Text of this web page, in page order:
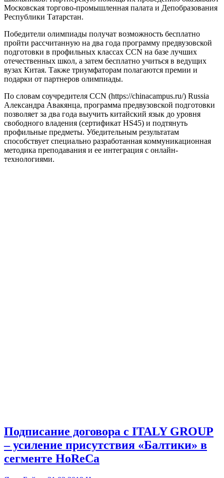
Московская торгово-промышленная палата и Депобразования
Республики Татарстан.
Победители олимпиады получат возможность бесплатно
пройти рассчитанную на два года программу предвузовской
подготовки в профильных классах CCN на базе лучших
отечественных школ, а затем бесплатно учиться в ведущих
вузах Китая. Также триумфаторам полагаются премии и
подарки от партнеров олимпиады.
По словам соучредителя ССN (https://chinacampus.ru/) Russia
Александра Авакянца, программа предвузовской подготовки
позволяет за два года выучить китайский язык до уровня
свободного владения (сертификат HS45) и подтянуть
профильные предметы. Убедительным результатам
способствует специально разработанная коммуникационная
методика преподавания и ее интеграция с онлайн-
технологиями.
Подписание договора с ITALY GROUP
– усиление присутствия «Балтики» в
сегменте HoReCa